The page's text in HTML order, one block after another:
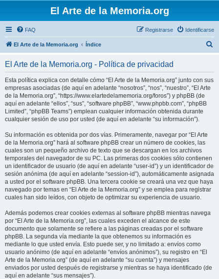
El Arte de la Memoria.org
FAQ Identificarse
Registrarse
El Arte de la Memoria.org Índice
El Arte de la Memoria.org - Política de privacidad
Esta política explica con detalle cómo “El Arte de la Memoria.org” junto con sus
empresas asociadas (de aquí en adelante “nosotros”, “nos”, “nuestro”, “El Arte
de la Memoria.org”, “https://www.elartedelamemoria.org/foros”) y phpBB (de
aquí en adelante “ellos”, “sus”, “software phpBB”, “www.phpbb.com”, “phpBB
Limited”, “phpBB Teams”) emplean cualquier información obtenida durante
cualquier sesión de uso por usted (de aquí en adelante “su información”).
Su información es obtenida por dos vías. Primeramente, navegar por “El Arte
de la Memoria.org” hará al software phpBB crear un número de cookies, las
cuales son un pequeño archivo de texto que se descargan en los archivos
temporales del navegador de su PC. Las primeras dos cookies sólo contienen
un identificador de usuario (de aquí en adelante “user-id”) y un identificador de
sesión anónima (de aquí en adelante “session-id”), automáticamente asignada
a usted por el software phpBB. Una tercera cookie se creará una vez que haya
navegado por temas en “El Arte de la Memoria.org” y se emplea para registrar
cuales han sido leídos, con objeto de optimizar su experiencia de usuario.
Además podemos crear cookies externas al software phpBB mientras navega
por “El Arte de la Memoria.org”, las cuales exceden el alcance de este
documento que solamente se refiere a las páginas creadas por el software
phpBB. La segunda vía mediante la que obtenemos su información es
mediante lo que usted envía. Esto puede ser, y no limitado a: envíos como
usuario anónimo (de aquí en adelante “envíos anónimos”), su registro en “El
Arte de la Memoria.org” (de aquí en adelante “su cuenta”) y mensajes
enviados por usted después de registrarse y mientras se haya identificado (de
aquí en adelante “sus mensajes”).